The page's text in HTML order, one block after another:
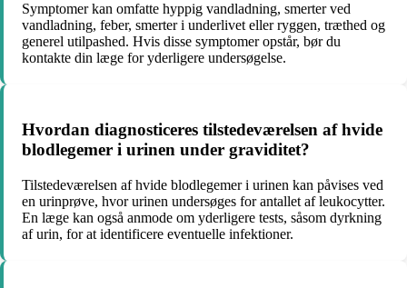
Symptomer kan omfatte hyppig vandladning, smerter ved
vandladning, feber, smerter i underlivet eller ryggen, træthed og
generel utilpashed. Hvis disse symptomer opstår, bør du
kontakte din læge for yderligere undersøgelse.
Hvordan diagnosticeres tilstedeværelsen af hvide
blodlegemer i urinen under graviditet?
Tilstedeværelsen af hvide blodlegemer i urinen kan påvises ved
en urinprøve, hvor urinen undersøges for antallet af leukocytter.
En læge kan også anmode om yderligere tests, såsom dyrkning
af urin, for at identificere eventuelle infektioner.